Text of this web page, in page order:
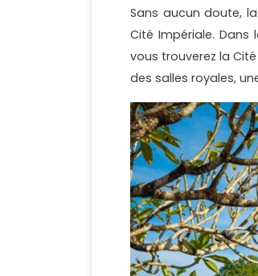
Sans aucun doute,
Cité Impériale.
vous trouverez la
des salles royales,